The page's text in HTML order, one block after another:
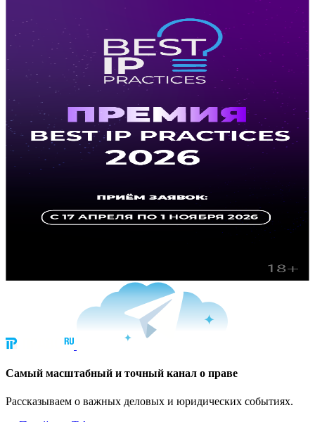
Cамый масштабный и точный канал о праве
Рассказываем о важных деловых и юридических событиях.